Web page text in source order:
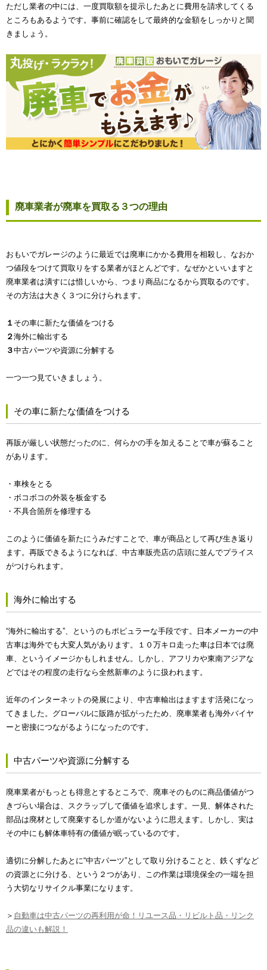
ただし業者の中には、一度買取額を提示したあとに費用を請求してくる
ところもあるようです。事前に確認をして最終的な金額をしっかりと聞
きましょう。
廃車業者が廃車を買取る３つの理由
おもいでガレージのように最近では廃車にかかる費用を相殺し、なおか
つ値段をつけて買取りをする業者がほとんどです。なぜかといいますと
廃車業者は潰すには惜しいから、つまり商品になるから買取るのです。
その方法は大きく３つに分けられます。
１ その車に新たな価値をつける
２海外に輸出する
３中古パーツや資源に分解する
一つ一つ見ていきましょう。
その車に新たな価値をつける
再販が厳しい状態だったのに、何らかの手を加えることで車が蘇ること
があります。
・車検をとる
・ボコボコの外装を板金する
・不具合箇所を修理する
このように価値を新たにうみだすことで、車が商品として再び生き返り
ます。再販できるようになれば、中古車販売店の店頭に並んでプライス
がつけられます。
海外に輸出する
“海外に輸出する”、というのもポピュラーな手段です。日本メーカーの中
古車は海外でも大変人気があります。１０万キロ走った車は日本では廃
車、というイメージかもしれません。しかし、アフリカや東南アジアな
どではその程度の走行なら全然新車のように扱われます。
近年のインターネットの発展により、中古車輸出はますます活発になっ
てきました。グローバルに販路が拡がったため、廃車業者も海外バイヤ
ーと密接につながるようになったのです。
中古パーツや資源に分解する
廃車業者がもっとも得意とするところで、廃車そのものに商品価値がつ
きづらい場合は、スクラップして価値を追求します。一見、解体された
部品は廃材として廃棄するしか道がないように思えます。しかし、実は
その中にも解体車特有の価値が眠っているのです。
適切に分解したあとに“中古パーツ”として取り分けることと、鉄くずなど
の資源とに分ける、という２つがあり、この作業は環境保全の一端を担
う大切なリサイクル事業になります。
＞ 自動車は中古パーツの再利用が命！リユース品・リビルト品・リンク
品の違いも解説！